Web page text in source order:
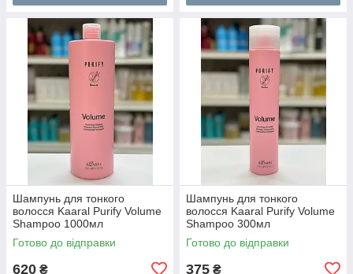
Шампунь для тонкого
волосся Kaaral Purify Volume
Shampoo 1000мл
Готово до відправки
620 ₴
Шампунь для тонкого
волосся Kaaral Purify Volume
Shampoo 300мл
Готово до відправки
375 ₴